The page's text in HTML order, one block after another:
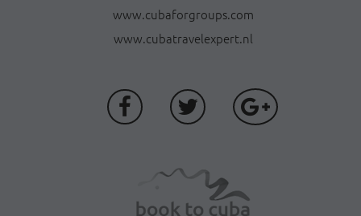
www.cubaforgroups.com
www.cubatravelexpert.nl